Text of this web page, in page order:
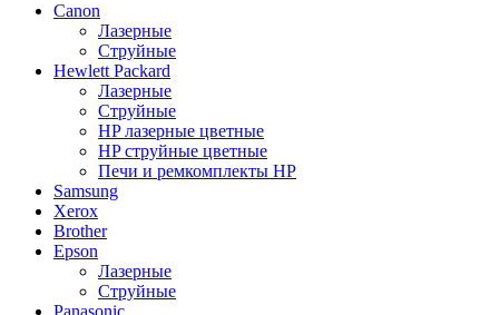
Canon
Лазерные
Струйные
Hewlett Packard
Лазерные
Струйные
HP лазерные цветные
HP струйные цветные
Печи и ремкомплекты HP
Samsung
Xerox
Brother
Epson
Лазерные
Струйные